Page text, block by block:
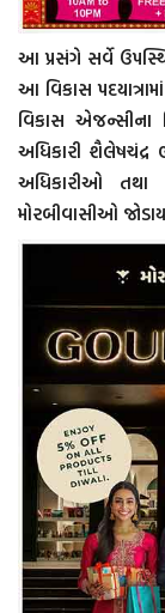
આ પ્રસંગે સર્વે
આ વિકાસ
વિકાસ એજન્સીના
અધિકારી શૈલેષચંદ્ર
અધિકારીઓ તથા
મોરબીવાસીઓ